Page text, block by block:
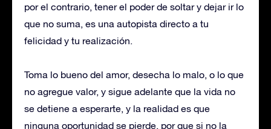
por el contrario, tener el poder de soltar y dejar ir lo
que no suma, es una autopista directo a tu
felicidad y tu realización.
Toma lo bueno del amor, desecha lo malo, o lo que
no agregue valor, y sigue adelante que la vida no
se detiene a esperarte, y la realidad es que
ninguna oportunidad se pierde, por que si no la